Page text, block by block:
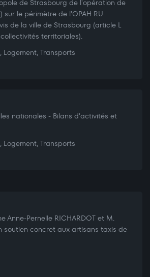
de Strasbourg de l'opération de
le périmètre de l'OPAH RU
de la ville de Strasbourg (article L
territoriales).
Logement, Transports
nationales - Bilans d'activités et
Logement, Transports
Anne-Pernelle RICHARDOT et M.
soutien concret aux artisans taxis de